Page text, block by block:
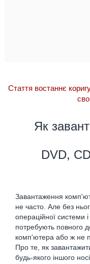
Стаття востаннє
Як
DVD,
Завантаження
не часто. Але без
операційної системи
потребують повного
комп'ютера або ж не
Про те, як
будь-якого іншого